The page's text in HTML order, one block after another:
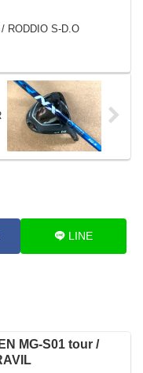
RODDIO S-D.O
LINE
MG-S01 tour /